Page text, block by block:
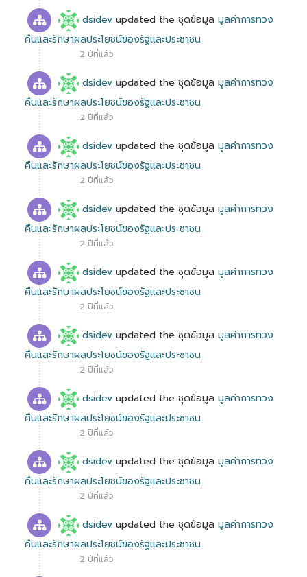
dsidev updated the ชุดข้อมูล มูลค่าการทวง
คืนและรักษาผลประโยชน์ของรัฐและประชาชน
2 ปีที่แล้ว
dsidev updated the ชุดข้อมูล มูลค่าการทวง
คืนและรักษาผลประโยชน์ของรัฐและประชาชน
2 ปีที่แล้ว
dsidev updated the ชุดข้อมูล มูลค่าการทวง
คืนและรักษาผลประโยชน์ของรัฐและประชาชน
2 ปีที่แล้ว
dsidev updated the ชุดข้อมูล มูลค่าการทวง
คืนและรักษาผลประโยชน์ของรัฐและประชาชน
2 ปีที่แล้ว
dsidev updated the ชุดข้อมูล มูลค่าการทวง
คืนและรักษาผลประโยชน์ของรัฐและประชาชน
2 ปีที่แล้ว
dsidev updated the ชุดข้อมูล มูลค่าการทวง
คืนและรักษาผลประโยชน์ของรัฐและประชาชน
2 ปีที่แล้ว
dsidev updated the ชุดข้อมูล มูลค่าการทวง
คืนและรักษาผลประโยชน์ของรัฐและประชาชน
2 ปีที่แล้ว
dsidev updated the ชุดข้อมูล มูลค่าการทวง
คืนและรักษาผลประโยชน์ของรัฐและประชาชน
2 ปีที่แล้ว
dsidev updated the ชุดข้อมูล มูลค่าการทวง
คืนและรักษาผลประโยชน์ของรัฐและประชาชน
2 ปีที่แล้ว